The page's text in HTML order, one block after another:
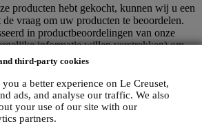
third-party cookies
a better experience on Le Creuset,
ads, and analyse our traffic. We also
your use of our site with our
partners.
producten hebt gekocht, kunnen wij u een
de vraag om uw producten te beoordelen.
in productbeoordelingen van onze
informatie willen verstrekken) om
diensten voortdurend te verbeteren. Aan
aankoopproces kunnen wij u ook uitnodigen
te schrijven. De beoordeling is
bent vrij om deze al dan niet in te dienen.
BUSINESS
fysieke winkels gebruiken WhatsApp for